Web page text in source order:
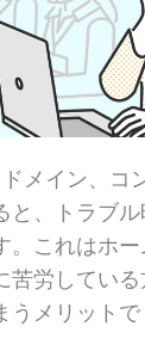
メイン、コ
と、トラブル
。これはホ
苦労してい
メリットで